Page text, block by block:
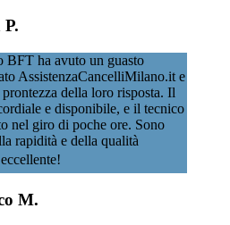
BFT ha avuto un guasto
AssistenzaCancelliMilano.it e
della loro risposta. Il
e disponibile, e il tecnico
nel giro di poche ore. Sono
rapidità e della qualità
M.